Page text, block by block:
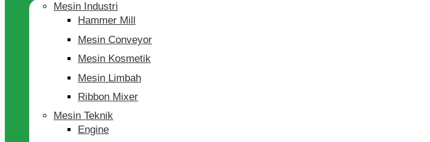
Mesin Industri
Hammer Mill
Mesin Conveyor
Mesin Kosmetik
Mesin Limbah
Ribbon Mixer
Mesin Teknik
Engine